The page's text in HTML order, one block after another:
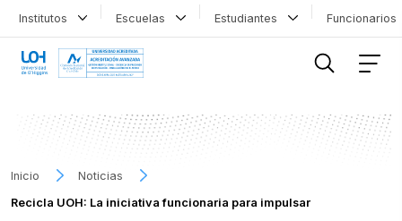
Institutos Escuelas Estudiantes
Inicio
Noticias
Recicla UOH: La iniciativa funcionaria para impulsar